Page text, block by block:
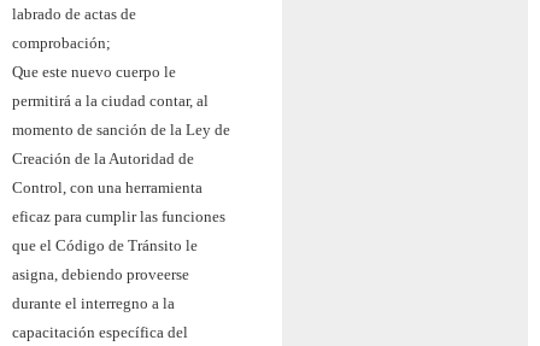
labrado de actas de
comprobación;
Que este nuevo cuerpo le
permitirá a la ciudad contar, al
momento de sanción de la Ley de
Creación de la Autoridad de
Control, con una herramienta
eficaz para cumplir las funciones
que el Código de Tránsito le
asigna, debiendo proveerse
durante el interregno a la
capacitación específica del